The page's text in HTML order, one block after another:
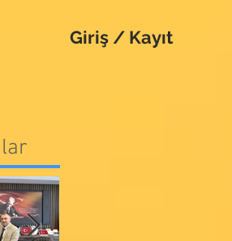
Giriş / Kayıt